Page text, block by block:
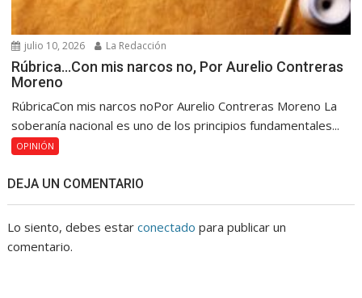
julio 10, 2026 La Redacción
Rúbrica…Con mis narcos no, Por Aurelio Contreras
Moreno
RúbricaCon mis narcos noPor Aurelio Contreras Moreno La
soberanía nacional es uno de los principios fundamentales...
OPINIÓN
DEJA UN COMENTARIO
Lo siento, debes estarconectado para publicar un
comentario.